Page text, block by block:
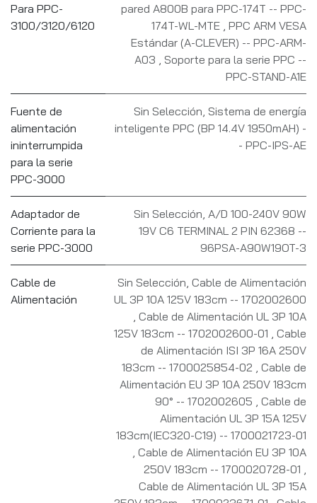
Para PPC-
3100/3120/6120
pared A800B para PPC-174T -- PPC-
174T-WL-MTE PPC ARM VESA
Estándar (A-CLEVER) -- PPC-ARM-
A03
Soporte para la serie PPC --
PPC-STAND-A1E
Fuente de
alimentación
ininterrumpida
para la serie
PPC-3000
Sin Selección Sistema de energía
inteligente PPC (BP 14.4V 1950mAH) -
- PPC-IPS-AE
Adaptador de
Corriente para la
serie PPC-3000
Sin Selección A/D 100-240V 90W
19V C6 TERMINAL 2 PIN 62368 --
96PSA-A90W19OT-3
Cable de
Alimentación
Sin Selección Cable de Alimentación
UL 3P 10A 125V 183cm -- 1702002600
Cable de Alimentación UL 3P 10A
125V 183cm -- 1702002600-01
Cable
de Alimentación ISI 3P 16A 250V
183cm -- 1700025854-02
Cable de
Alimentación EU 3P 10A 250V 183cm
90° -- 1702002605
Cable de
Alimentación UL 3P 15A 125V
183cm(IEC320-C19) -- 1700021723-01
Cable de Alimentación EU 3P 10A
250V 183cm -- 1700020728-01
Cable de Alimentación UL 3P 15A